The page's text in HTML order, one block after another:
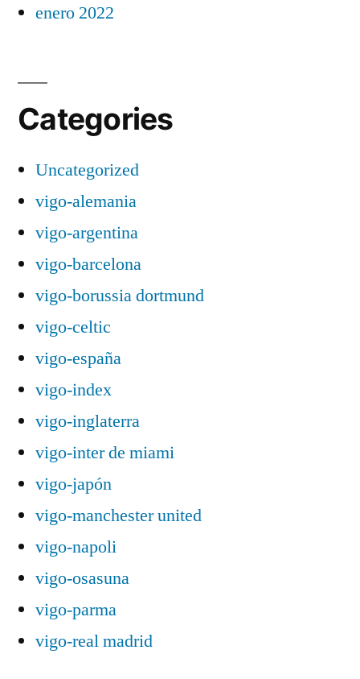
enero 2022
Categories
Uncategorized
vigo-alemania
vigo-argentina
vigo-barcelona
vigo-borussia dortmund
vigo-celtic
vigo-españa
vigo-index
vigo-inglaterra
vigo-inter de miami
vigo-japón
vigo-manchester united
vigo-napoli
vigo-osasuna
vigo-parma
vigo-real madrid